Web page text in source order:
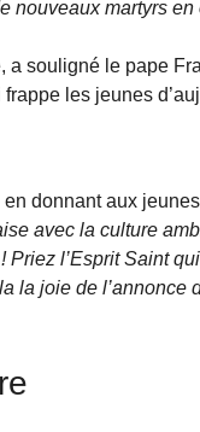
nouveaux martyrs
souligné le pape
les jeunes
donnant aux
avec la culture
Priez l’Esprit Saint
la joie de l’annonce